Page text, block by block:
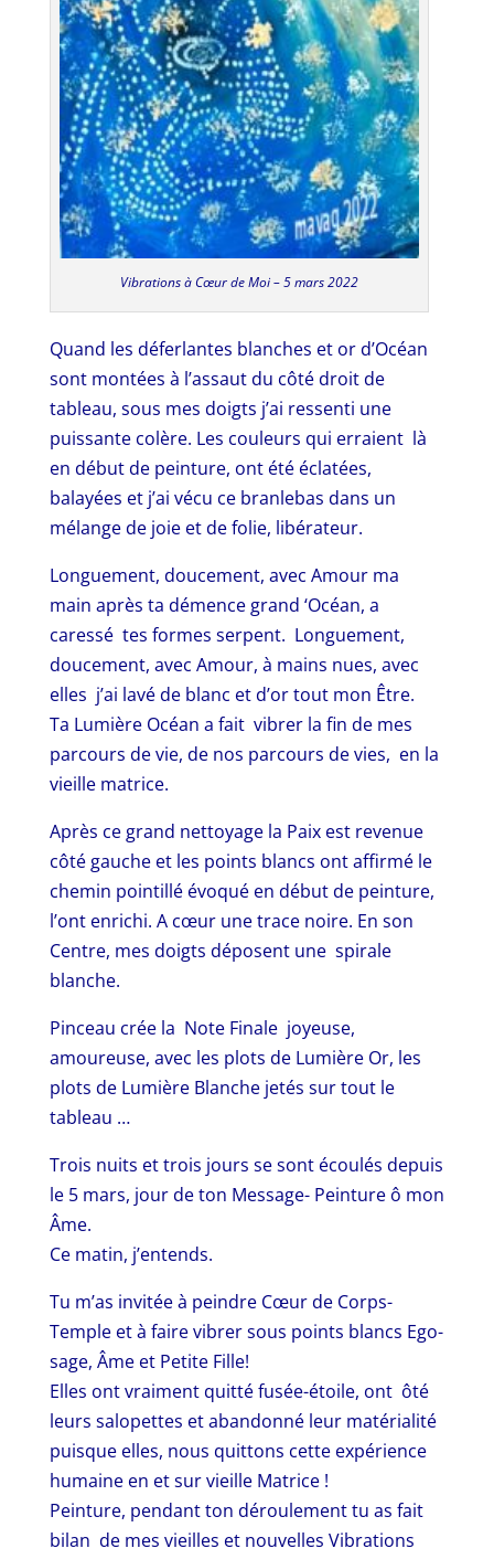
Vibrations à Cœur de Moi – 5 mars 2022
Quand les déferlantes blanches et or d’Océan
sont montées à l’assaut du côté droit de
tableau, sous mes doigts j’ai ressenti une
puissante colère. Les couleurs qui erraient là
en début de peinture, ont été éclatées,
balayées et j’ai vécu ce branlebas dans un
mélange de joie et de folie, libérateur.
Longuement, doucement, avec Amour ma
main après ta démence grand ‘Océan, a
caressé tes formes serpent. Longuement,
doucement, avec Amour, à mains nues, avec
elles j’ai lavé de blanc et d’or tout mon Être.
Ta Lumière Océan a fait vibrer la fin de mes
parcours de vie, de nos parcours de vies, en la
vieille matrice.
Après ce grand nettoyage la Paix est revenue
côté gauche et les points blancs ont affirmé le
chemin pointillé évoqué en début de peinture,
l’ont enrichi. A cœur une trace noire. En son
Centre, mes doigts déposent une spirale
blanche.
Pinceau crée la Note Finale joyeuse,
amoureuse, avec les plots de Lumière Or, les
plots de Lumière Blanche jetés sur tout le
tableau …
Trois nuits et trois jours se sont écoulés depuis
le 5 mars, jour de ton Message- Peinture ô mon
Âme.
Ce matin, j’entends.
Tu m’as invitée à peindre Cœur de Corps-
Temple et à faire vibrer sous points blancs Ego-
sage, Âme et Petite Fille!
Elles ont vraiment quitté fusée-étoile, ont ôté
leurs salopettes et abandonné leur matérialité
puisque elles, nous quittons cette expérience
humaine en et sur vieille Matrice !
Peinture, pendant ton déroulement tu as fait
bilan de mes vieilles et nouvelles Vibrations